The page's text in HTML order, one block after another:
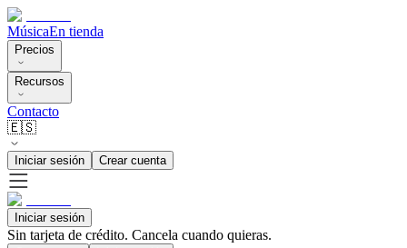
MúsicaEn tienda
Precios
Recursos
Contacto
🇪🇸
Iniciar sesión Crear cuenta
Iniciar sesión
Sin tarjeta de crédito. Cancela cuando quieras.